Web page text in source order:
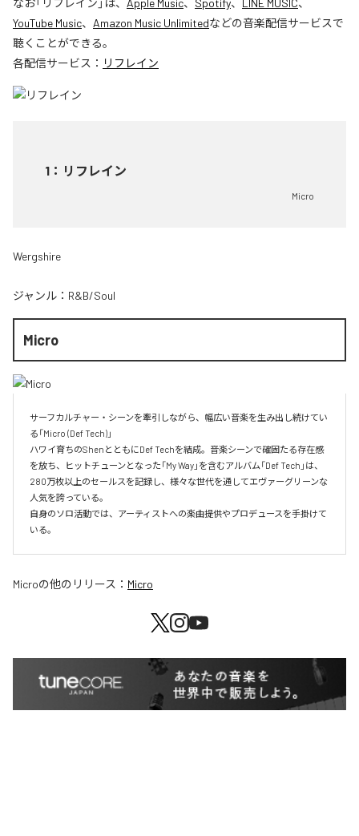
YouTube Music、 Amazon Music Unlimitedなどの音楽配信サービスで
聴くことができる。
各配信サービス： リフレイン
1 ： リフレイン
Micro
Wergshire
ジャンル： R&B/Soul
Micro
サーフカルチャー・シーンを牽引しながら、幅広い音楽を生み出し続けてい
る「Micro (Def Tech)」
ハワイ育ちのShenとともにDef Techを結成。音楽シーンで確固たる存在感
を放ち、ヒットチューンとなった「My Way」を含むアルバム「Def Tech」は、
280万枚以上のセールスを記録し、様々な世代を通してエヴァーグリーンな
人気を誇っている。
自身のソロ活動では、アーティストへの楽曲提供やプロデュースを手掛けて
いる。
Microの他のリリース： Micro